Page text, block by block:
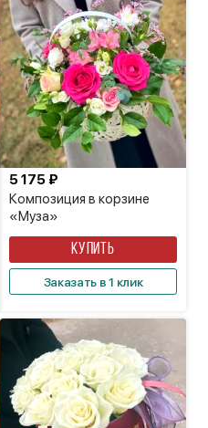
Композиция в корзине
«Муза»
5 175 ₽
КУПИТЬ
Заказать в 1 клик